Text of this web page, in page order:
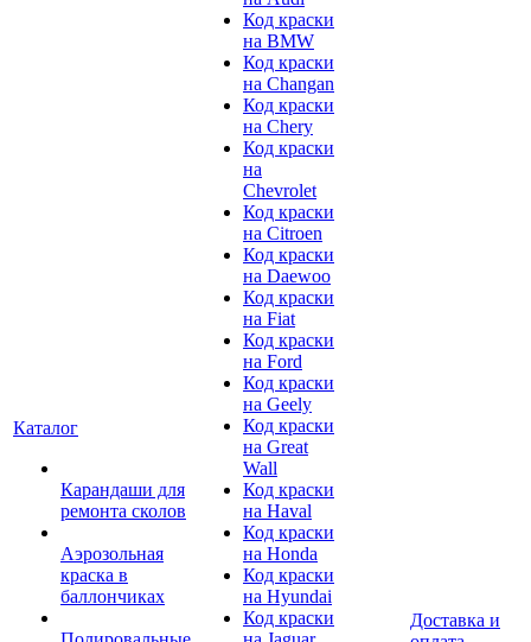
Каталог
Карандаши для
ремонта сколов
Аэрозольная
краска в
баллончиках
Код краски
на BMW
Код краски
на Changan
Код краски
на Chery
Код краски
на
Chevrolet
Код краски
на Citroen
Код краски
на Daewoo
Код краски
на Fiat
Код краски
на Ford
Код краски
на Geely
Код краски
на Great
Wall
Код краски
на Haval
Код краски
на Honda
Код краски
на Hyundai
Код краски
Доставка и